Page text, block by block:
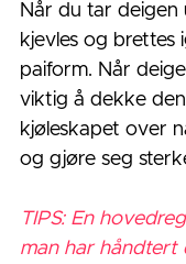
Når du tar deigen
kjevles og brettes
paiform. Når
viktig å dekke
kjøleskapet over
og gjøre seg
TIPS: En
man har håndtert